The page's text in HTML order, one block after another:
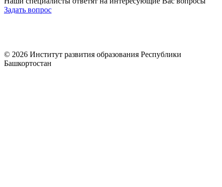
Задать вопрос
© 2026 Институт развития образования Республики
Башкортостан